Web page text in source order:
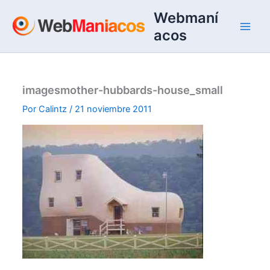
contenido
Webmaní
acos
imagesmother-hubbards-house_small
PorCalintz/ 21 noviembre 2011